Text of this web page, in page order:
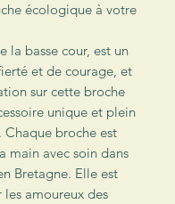
écologique à votre
la basse cour, est un
et de courage, et
sur cette broche
unique et plein
Chaque broche est
main avec soin dans
Bretagne. Elle est
amoureux des